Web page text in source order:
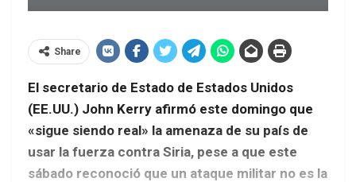
Share
El secretario de Estado de Estados Unidos
(EE.UU.) John Kerry afirmó este domingo que
«sigue siendo real» la amenaza de su país de
usar la fuerza contra Siria, pese a que este
sábado reconoció que un ataque militar no es la